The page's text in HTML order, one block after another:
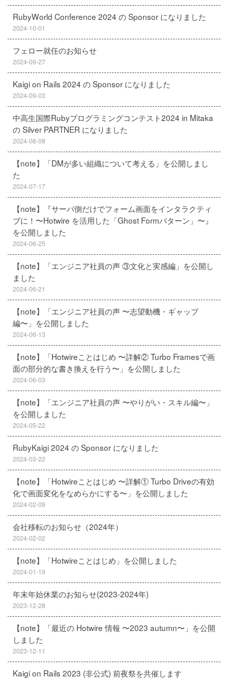
RubyWorld Conference 2024 の Sponsor になりました
2024-10-01
フェロー就任のお知らせ
2024-09-27
Kaigi on Rails 2024 の Sponsor になりました
2024-09-03
中高生国際Rubyプログラミングコンテスト2024 in Mitaka
の Silver PARTNER になりました
2024-08-08
【note】「DMが多い組織について考える」を公開しまし
た
2024-07-17
【note】『サーバ側だけでフォーム画面をインタラクティ
ブに！〜Hotwire を活用した「Ghost Formパターン」〜』
を公開しました
2024-06-25
【note】「エンジニア社員の声 ③文化と実感編」を公開し
ました
2024-06-21
【note】「エンジニア社員の声 〜志望動機・ギャップ
編〜」を公開しました
2024-06-13
【note】「Hotwireことはじめ 〜詳解② Turbo Framesで画
面の部分的な書き換えを行う〜」を公開しました
2024-06-03
【note】「エンジニア社員の声 〜やりがい・スキル編〜」
を公開しました
2024-05-22
RubyKaigi 2024 の Sponsor になりました
2024-03-22
【note】「Hotwireことはじめ 〜詳解① Turbo Driveの有効
化で画面変化をなめらかにする〜」を公開しました
2024-02-09
会社移転のお知らせ（2024年）
2024-02-02
【note】「Hotwireことはじめ」を公開しました
2024-01-19
年末年始休業のお知らせ(2023-2024年)
2023-12-28
【note】「最近の Hotwire 情報 〜2023 autumn〜」を公開
しました
2023-12-11
Kaigi on Rails 2023 (非公式) 前夜祭を共催します